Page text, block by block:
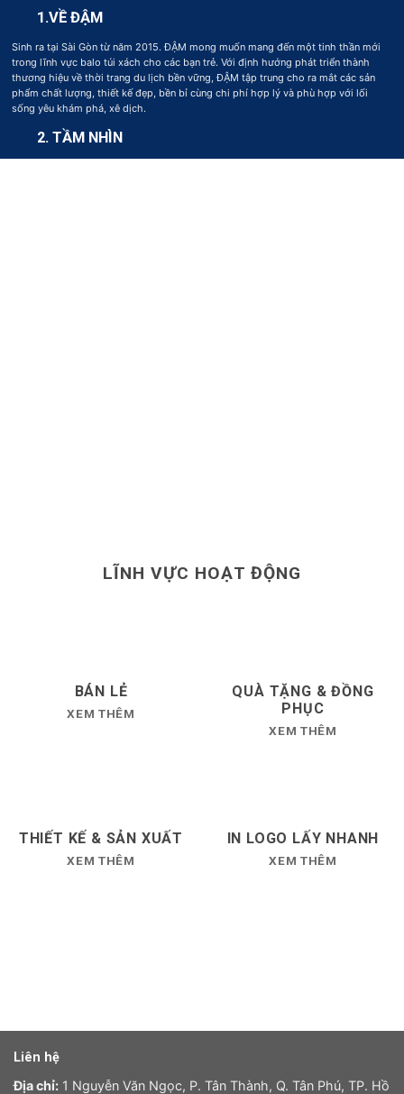
1.VỀ ĐẬM
Sinh ra tại Sài Gòn từ năm 2015. ĐẬM mong muốn mang đến một tinh thần mới
trong lĩnh vực balo túi xách cho các bạn trẻ. Với định hướng phát triển thành
thương hiệu về thời trang du lịch bền vững, ĐẬM tập trung cho ra mắt các sản
phẩm chất lượng, thiết kế đẹp, bền bỉ cùng chi phí hợp lý và phù hợp với lối
sống yêu khám phá, xê dịch.
2. TẦM NHÌN
LĨNH VỰC HOẠT ĐỘNG
BÁN LẺ
XEM THÊM
QUÀ TẶNG & ĐỒNG
PHỤC
XEM THÊM
THIẾT KẾ & SẢN XUẤT
XEM THÊM
IN LOGO LẤY NHANH
XEM THÊM
Liên hệ
Địa chỉ: 1 Nguyễn Văn Ngọc, P. Tân Thành, Q. Tân Phú, TP. Hồ